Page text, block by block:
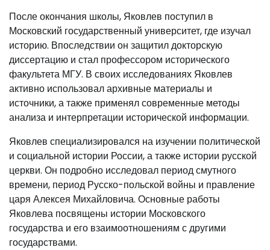
После окончания школы, Яковлев поступил в
Московский государственный университет, где изучал
историю. Впоследствии он защитил докторскую
диссертацию и стал профессором исторического
факультета МГУ. В своих исследованиях Яковлев
активно использовал архивные материалы и
источники, а также применял современные методы
анализа и интерпретации исторической информации.
Яковлев специализировался на изучении политической
и социальной истории России, а также истории русской
церкви. Он подробно исследовал период смутного
времени, период Русско-польской войны и правление
царя Алексея Михайловича. Основные работы
Яковлева посвящены истории Московского
государства и его взаимоотношениям с другими
государствами.